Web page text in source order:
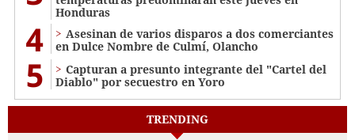
Honduras
4
Asesinan de varios disparos a dos comerciantes
en Dulce Nombre de Culmí, Olancho
5
Capturan a presunto integrante del "Cartel del
Diablo" por secuestro en Yoro
TRENDING